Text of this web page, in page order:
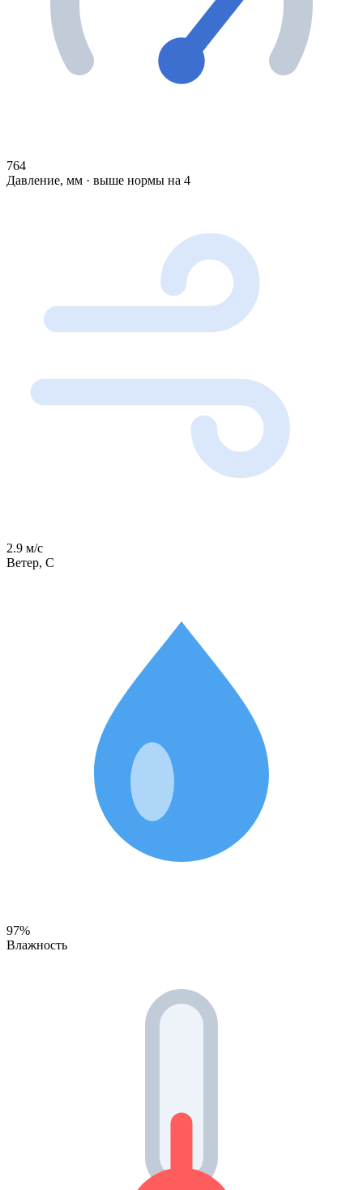
764
Давление, мм · выше нормы на 4
2.9 м/с
Ветер, С
97%
Влажность